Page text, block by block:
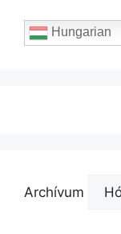
Hungarian
Archívum